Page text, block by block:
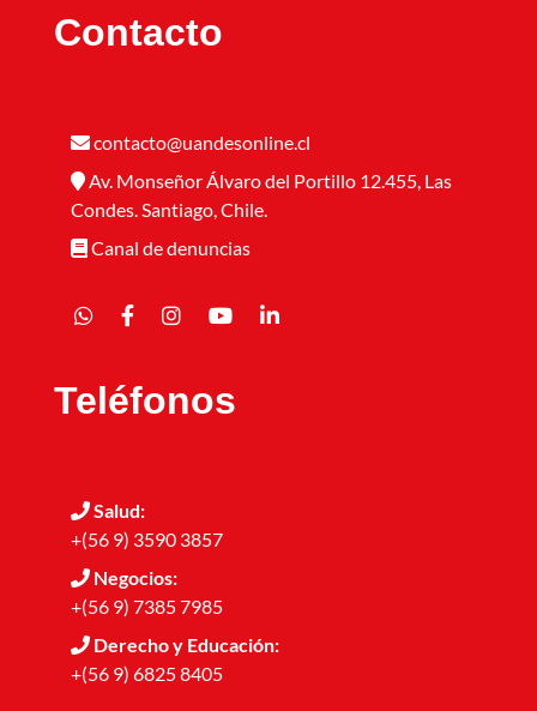
Contacto
contacto@uandesonline.cl
Av. Monseñor Álvaro del Portillo 12.455, Las
Condes. Santiago, Chile.
Canal de denuncias
Teléfonos
Salud:
+(56 9) 3590 3857
Negocios:
+(56 9) 7385 7985
Derecho y Educación:
+(56 9) 6825 8405